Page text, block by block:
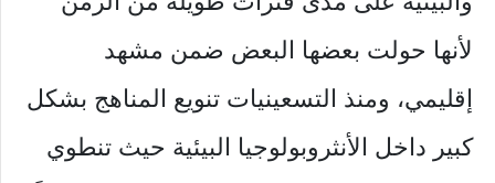
لأنها حولت بعضها البعض ضمن مشهد
إقليمي، ومنذ التسعينيات تنويع المناهج بشكل
كبير داخل الأنثروبولوجيا البيئية حيث تنطوي